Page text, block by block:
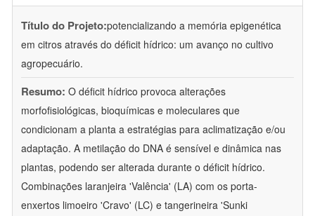
Título do Projeto:potencializando a memória epigenética
em citros através do déficit hídrico: um avanço no cultivo
agropecuário.
Resumo: O déficit hídrico provoca alterações
morfofisiológicas, bioquímicas e moleculares que
condicionam a planta a estratégias para aclimatização e/ou
adaptação. A metilação do DNA é sensível e dinâmica nas
plantas, podendo ser alterada durante o déficit hídrico.
Combinações laranjeira 'Valência' (LA) com os porta-
enxertos limoeiro 'Cravo' (LC) e tangerineira 'Sunki